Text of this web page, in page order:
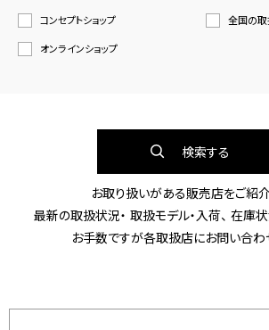
コンセプトショップ
全国の
オンラインショップ
検索する
お取り扱いがある販売店をご紹介
最新の取扱状況・ 取扱モデル・入荷、 在庫状
お手数ですが各取扱店にお問い合わ